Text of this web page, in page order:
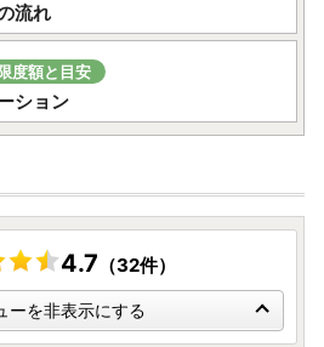
流れ
度額と目安
ション
4.7 （32件）
ーを非表示にする